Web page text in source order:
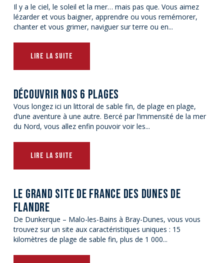
Il y a le ciel, le soleil et la mer… mais pas que. Vous aimez
lézarder et vous baigner, apprendre ou vous remémorer,
chanter et vous grimer, naviguer sur terre ou en...
LIRE LA SUITE
DÉCOUVRIR NOS 6 PLAGES
Vous longez ici un littoral de sable fin, de plage en plage,
d’une aventure à une autre. Bercé par l’immensité de la mer
du Nord, vous allez enfin pouvoir voir les...
LIRE LA SUITE
LE GRAND SITE DE FRANCE DES DUNES DE
FLANDRE
De Dunkerque – Malo-les-Bains à Bray-Dunes, vous vous
trouvez sur un site aux caractéristiques uniques : 15
kilomètres de plage de sable fin, plus de 1 000...